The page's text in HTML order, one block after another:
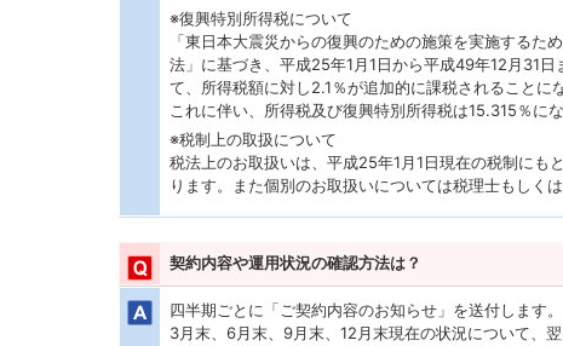
※復興特別所得税について
「東日本大震災からの復興のための施策を実施するた
法」に基づき、平成25年1月1日から平成49年12月31
て、所得税額に対し2.1％が追加的に課税されることに
これに伴い、所得税及び復興特別所得税は15.315％にな
※税制上の取扱について
税法上のお取扱いは、平成25年1月1日現在の税制にも
ります。また個別のお取扱いについては税理士もしく
契約内容や運用状況の確認方法は？
四半期ごとに「ご契約内容のお知らせ」を送付します。
3月末、6月末、9月末、12月末現在の状況について、